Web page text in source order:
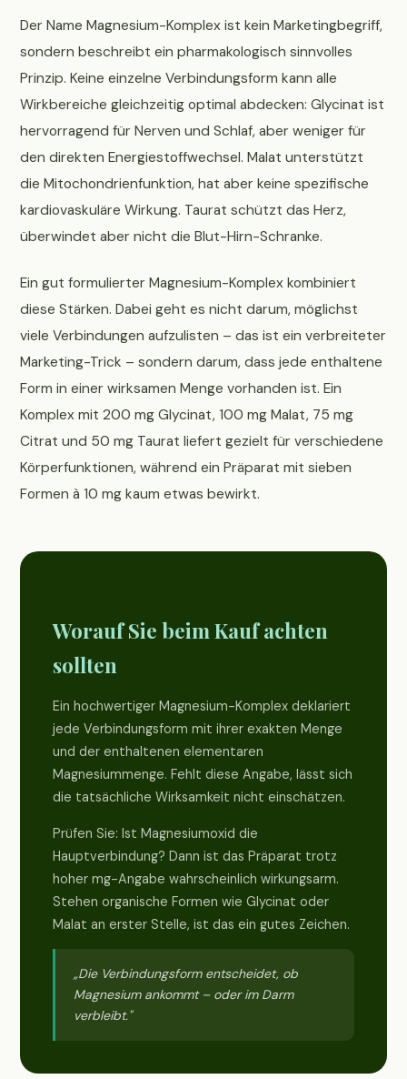
Der Name Magnesium-Komplex ist kein Marketingbegriff,
sondern beschreibt ein pharmakologisch sinnvolles
Prinzip. Keine einzelne Verbindungsform kann alle
Wirkbereiche gleichzeitig optimal abdecken: Glycinat ist
hervorragend für Nerven und Schlaf, aber weniger für
den direkten Energiestoffwechsel. Malat unterstützt
die Mitochondrienfunktion, hat aber keine spezifische
kardiovaskuläre Wirkung. Taurat schützt das Herz,
überwindet aber nicht die Blut-Hirn-Schranke.
Ein gut formulierter Magnesium-Komplex kombiniert
diese Stärken. Dabei geht es nicht darum, möglichst
viele Verbindungen aufzulisten – das ist ein verbreiteter
Marketing-Trick – sondern darum, dass jede enthaltene
Form in einer wirksamen Menge vorhanden ist. Ein
Komplex mit 200 mg Glycinat, 100 mg Malat, 75 mg
Citrat und 50 mg Taurat liefert gezielt für verschiedene
Körperfunktionen, während ein Präparat mit sieben
Formen à 10 mg kaum etwas bewirkt.
Worauf Sie beim Kauf achten
sollten
Ein hochwertiger Magnesium-Komplex deklariert
jede Verbindungsform mit ihrer exakten Menge
und der enthaltenen elementaren
Magnesiummenge. Fehlt diese Angabe, lässt sich
die tatsächliche Wirksamkeit nicht einschätzen.
Prüfen Sie: Ist Magnesiumoxid die
Hauptverbindung? Dann ist das Präparat trotz
hoher mg-Angabe wahrscheinlich wirkungsarm.
Stehen organische Formen wie Glycinat oder
Malat an erster Stelle, ist das ein gutes Zeichen.
„Die Verbindungsform entscheidet, ob
Magnesium ankommt – oder im Darm
verbleibt."